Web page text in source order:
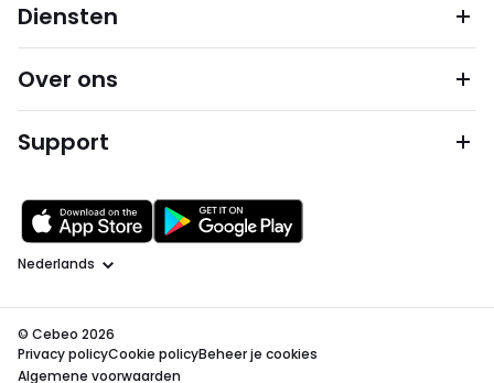
Diensten
Over ons
Support
Taal
© Cebeo 2026
Privacy policyCookie policyBeheer je cookies
Algemene voorwaarden